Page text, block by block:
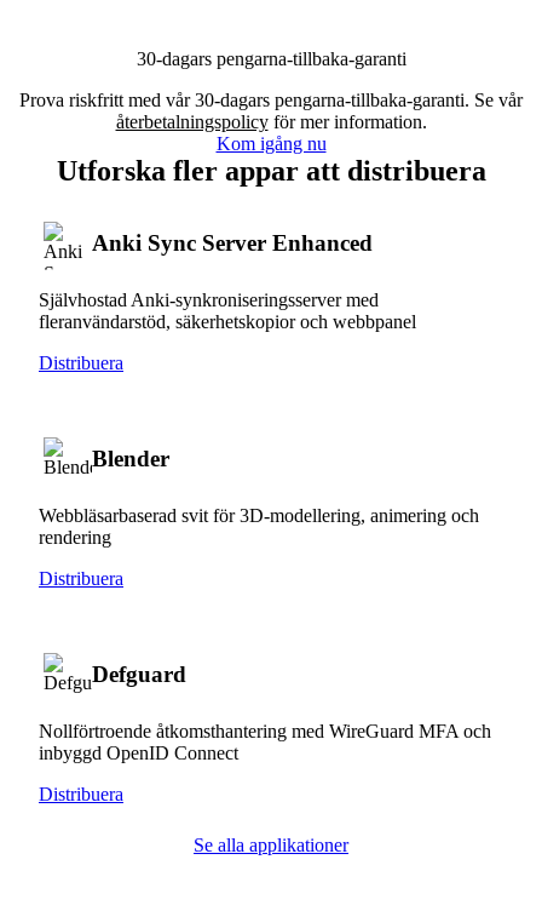
30-dagars pengarna-tillbaka-garanti
Prova riskfritt med vår 30-dagars pengarna-tillbaka-garanti. Se vår
återbetalningspolicyför mer information.
Kom igång nu
Utforska fler appar att distribuera
Anki Sync Server Enhanced
Självhostad Anki-synkroniseringsserver med
fleranvändarstöd, säkerhetskopior och webbpanel
Distribuera
Blender
Webbläsarbaserad svit för 3D-modellering, animering och
rendering
Distribuera
Defguard
Nollförtroende åtkomsthantering med WireGuard MFA och
inbyggd OpenID Connect
Distribuera
Se alla applikationer